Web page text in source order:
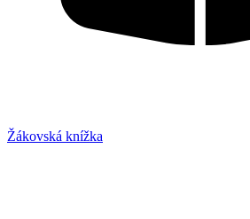
Žákovská knížka